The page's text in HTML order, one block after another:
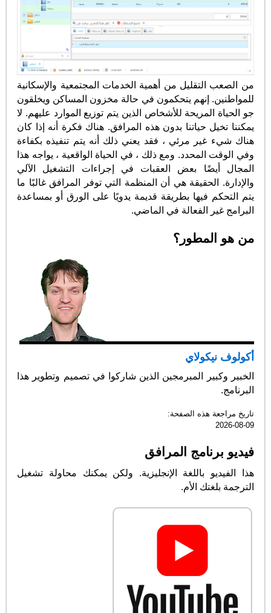
من الصعب التقليل من أهمية الخدمات المجتمعية والإسكانية
للمواطنين. إنهم يتحكمون في حالة مخزون المساكن ويخلقون
جو الحياة المريحة للأشخاص الذين يتم توزيع الموارد عليهم. لا
يمكننا تخيل حياتنا بدون هذه المرافق. هناك فكرة أنه إذا كان
هناك شيء غير مرئي ، فقد يعني ذلك أنه يتم تنفيذه بكفاءة
وفي الوقت المحدد. ومع ذلك ، في الحياة الواقعية ، يواجه هذا
المجال أيضًا بعض العقبات في إجراءات التشغيل الآلي
والإدارة. الحقيقة هي أن المنظمة التي توفر المرافق غالبًا ما
يتم التحكم فيها بطريقة قديمة يدويًا على الورق أو بمساعدة
البرامج غير الفعالة في الماضي.
من هو المطور؟
أكولوف نيكولاي
الخبير وكبير المبرمجين الذين شاركوا في تصميم وتطوير هذا
البرنامج.
تاريخ مراجعة هذه الصفحة:
2026-08-09
فيديو برنامج المرافق
هذا الفيديو باللغة الإنجليزية. ولكن يمكنك محاولة تشغيل
الترجمة بلغتك الأم.